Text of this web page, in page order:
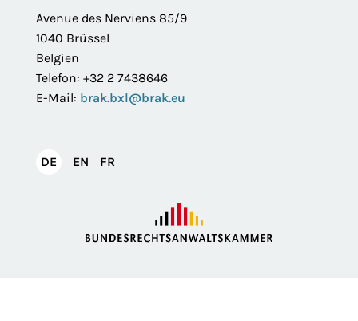
Avenue des Nerviens 85/9
1040 Brüssel
Belgien
Telefon: +32 2 7438646
E-Mail: brak.bxl@brak.eu
DEDeutsch
EN English
FR